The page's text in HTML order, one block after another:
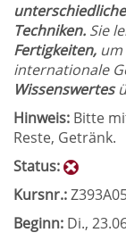
Techniken. Sie
Fertigkeiten,
internationale
Wissenswertes
Hinweis: Bitte
Reste, Getränk.
Status:
Kursnr.:
Beginn: Di.,